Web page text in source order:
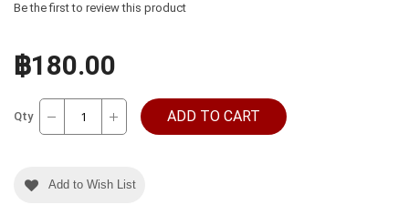
Be the first to review this product
฿180.00
Qty ADD TO CART
Add to Wish List